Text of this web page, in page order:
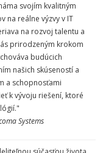
svojím kvalitným
na reálne výzvy v IT
na rozvoj talentu a
prirodzeným krokom
budúcich
našich skúseností a
a schopnosťami
k vývoju riešení, ktoré
Systems